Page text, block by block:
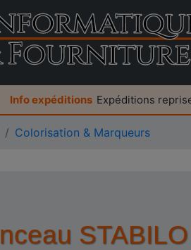
Info expéditions Expéditions
Colorisation & Marqueurs